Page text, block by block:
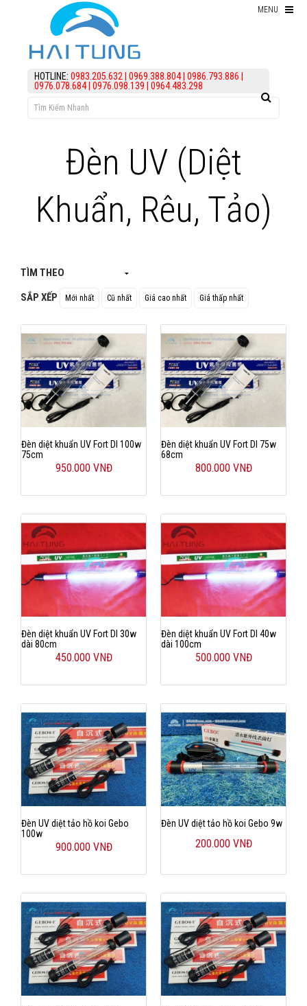
MENU
HOTLINE: 0983.205.632 0969.388.804| 0986.793.886
0976.078.684| 0976.098.139 0964.483.298
Đèn UV (Diệt
Khuẩn, Rêu, Tảo)
TÌM THEO
SẮP XẾP
Mới nhất Cũ nhất Giá cao nhất Giá thấp nhất
Đèn diệt khuẩn UV Fort DI 100w
75cm
950.000 VNĐ
Đèn diệt khuẩn UV Fort DI 75w
68cm
800.000 VNĐ
Đèn diệt khuẩn UV Fort DI 30w
dài 80cm
450.000 VNĐ
Đèn diệt khuẩn UV Fort DI 40w
dài 100cm
500.000 VNĐ
Đèn UV diệt tảo hồ koi Gebo
100w
900.000 VNĐ
Đèn UV diệt tảo hồ koi Gebo 9w
200.000 VNĐ
TÌM THEO
Thiết bị hồ Koi
Thức ăn cho cá koi
điều trị bệnh Cá Koi
Vi Sinh Hồ Koi
assign('article_categories',
article_categories_tree('0')); ?>
Liên Hệ